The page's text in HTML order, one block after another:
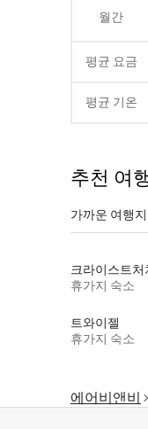
월간
평균 요금
평균 기온
추천 여
가까운 여행지
크라이스트처
휴가지 숙소
트와이젤
휴가지 숙소
에어비앤비